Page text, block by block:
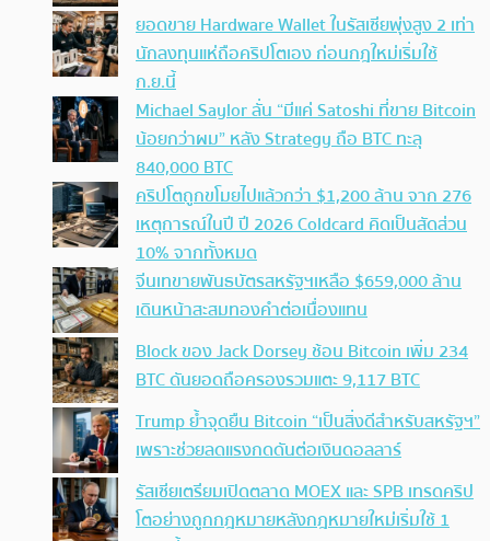
ยอดขาย Hardware Wallet ในรัสเซียพุ่งสูง 2 เท่า
นักลงทุนแห่ถือคริปโตเอง ก่อนกฎใหม่เริ่มใช้
ก.ย.นี้
Michael Saylor ลั่น “มีแค่ Satoshi ที่ขาย Bitcoin
น้อยกว่าผม” หลัง Strategy ถือ BTC ทะลุ
840,000 BTC
คริปโตถูกขโมยไปแล้วกว่า $1,200 ล้าน จาก 276
เหตุการณ์ในปี ปี 2026 Coldcard คิดเป็นสัดส่วน
10% จากทั้งหมด
จีนเทขายพันธบัตรสหรัฐฯเหลือ $659,000 ล้าน
เดินหน้าสะสมทองคำต่อเนื่องแทน
Block ของ Jack Dorsey ช้อน Bitcoin เพิ่ม 234
BTC ดันยอดถือครองรวมแตะ 9,117 BTC
Trump ย้ำจุดยืน Bitcoin “เป็นสิ่งดีสำหรับสหรัฐฯ”
เพราะช่วยลดแรงกดดันต่อเงินดอลลาร์
รัสเซียเตรียมเปิดตลาด MOEX และ SPB เทรดคริป
โตอย่างถูกกฎหมายหลังกฎหมายใหม่เริ่มใช้ 1